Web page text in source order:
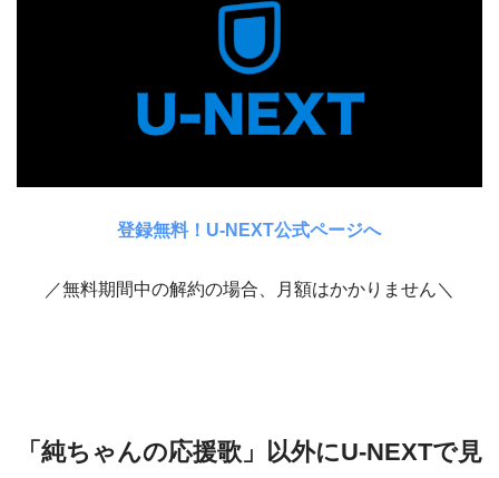
登録無料！U-NEXT公式ページへ
／無料期間中の解約の場合、月額はかかりません＼
「純ちゃんの応援歌」以外にU-NEXTで見